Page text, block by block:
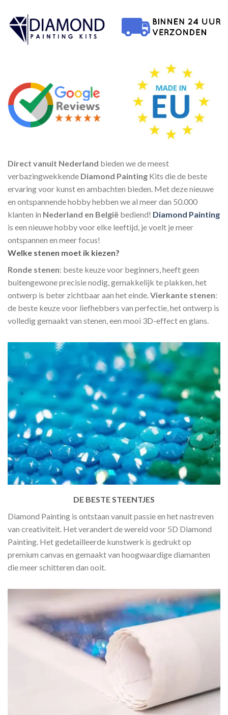
Direct vanuit Nederland bieden we de meest
verbazingwekkende Diamond Painting Kits die de beste
ervaring voor kunst en ambachten bieden. Met deze nieuwe
en ontspannende hobby hebben we al meer dan 50.000
klanten in Nederland en België bediend! Diamond Painting
is een nieuwe hobby voor elke leeftijd, je voelt je meer
ontspannen en meer focus!
Welke stenen moet ik kiezen?
Ronde stenen: beste keuze voor beginners, heeft geen
buitengewone precisie nodig, gemakkelijk te plakken, het
ontwerp is beter zichtbaar aan het einde.Vierkante stenen:
de beste keuze voor liefhebbers van perfectie, het ontwerp is
volledig gemaakt van stenen, een mooi 3D-effect en glans.
DE BESTE STEENTJES
Diamond Painting is ontstaan vanuit passie en het nastreven
van creativiteit. Het verandert de wereld voor 5D Diamond
Painting. Het gedetailleerde kunstwerk is gedrukt op
premium canvas en gemaakt van hoogwaardige diamanten
die meer schitteren dan ooit.